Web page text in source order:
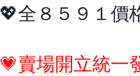
💖全８５９１價
💗賣場開立統一